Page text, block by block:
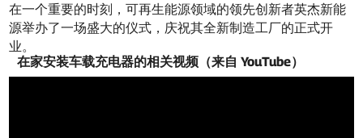
在一个重要的时刻，可再生能源领域的领先创新者英杰新能
源举办了一场盛大的仪式，庆祝其全新制造工厂的正式开
业。
在家安装车载充电器的相关视频（来自 YouTube）